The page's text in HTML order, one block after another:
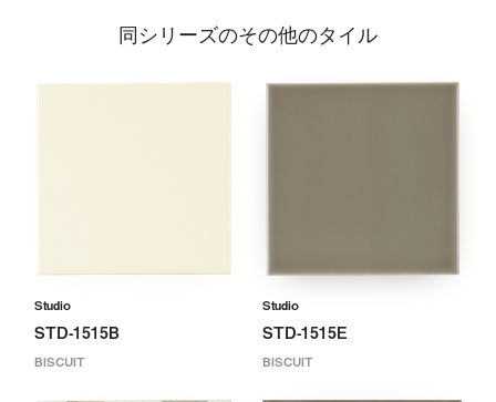
同シリーズのその他のタイル
Studio
STD-1515B
BISCUIT
Studio
STD-1515E
BISCUIT